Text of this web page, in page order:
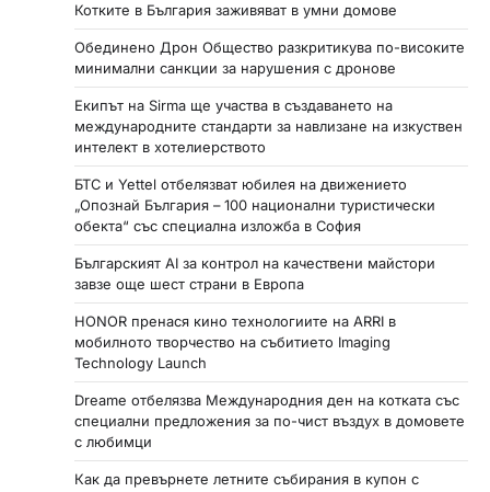
Котките в България заживяват в умни домове
Обединено Дрон Общество разкритикува по-високите
минимални санкции за нарушения с дронове
Екипът на Sirma ще участва в създаването на
международните стандарти за навлизане на изкуствен
интелект в хотелиерството
БТС и Yettel отбелязват юбилея на движението
„Опознай България – 100 национални туристически
обекта“ със специална изложба в София
Българският AI за контрол на качествени майстори
завзе още шест страни в Европа
HONOR пренася кино технологиите на ARRI в
мобилното творчество на събитието Imaging
Technology Launch
Dreame отбелязва Международния ден на котката със
специални предложения за по-чист въздух в домовете
с любимци
Как да превърнете летните събирания в купон с